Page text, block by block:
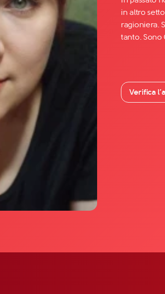
Facebook
TikTok
in altro
ragioniera.
tanto. Sono
Verifica